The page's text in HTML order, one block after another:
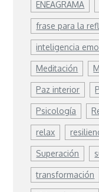
ENEAGRAMA
frase para la
inteligencia
Meditación
Paz interior
Psicología
relax
Superación
transformación